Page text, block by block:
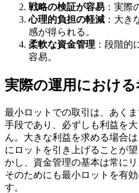
戦略の検証が容易 ：実際
心理的負担の軽減 ：大き
感が得られる。
柔軟な資金管理 ：段階的
容易。
実際の運用におけ
最小ロットでの取引は、あく
手段であり、必ずしも利益を
ん。大きな利益を求める場合
にロットを引き上げることが
かし、資金管理の基本は常に
そのためにも最小ロットを有
す。